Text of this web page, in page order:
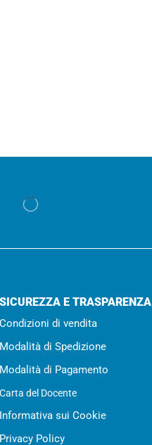
SICUREZZA E TRASPARENZA
Condizioni di vendita
Modalità di Spedizione
Modalità di Pagamento
Carta del Docente
Informativa sui Cookie
Privacy Policy